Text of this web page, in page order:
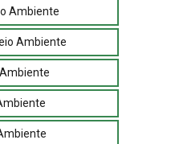
Ambiente
Ambiente